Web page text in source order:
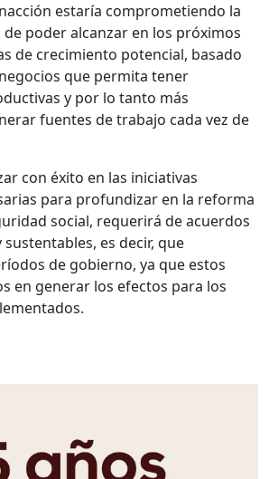
estaría comprometiendo la
de poder alcanzar en los próximos
de crecimiento potencial, basado
que permita tener
y por lo tanto más
fuentes de trabajo cada vez de
con éxito en las iniciativas
para profundizar en la reforma
social, requerirá de acuerdos
es decir, que
de gobierno, ya que estos
en generar los efectos para los